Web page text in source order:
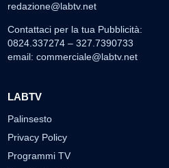
redazione@labtv.net
Contattaci per la tua Pubblicità:
0824.337274 – 327.7390733
email: commerciale@labtv.net
LABTV
Palinsesto
Privacy Policy
Programmi TV